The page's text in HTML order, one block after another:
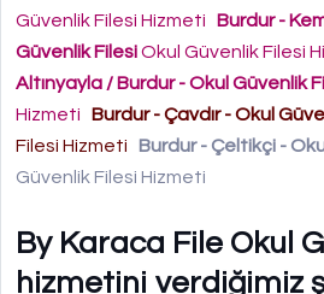
Güvenlik Filesi Hizmeti
Burdur -
Güvenlik FilesiOkul Güvenlik Filesi
Altınyayla / Burdur - Okul Güvenlik
Hizmeti
Burdur - Çavdır - Okul
Filesi Hizmeti
Burdur - Çeltikçi -
Güvenlik Filesi Hizmeti
By Karaca File Okul
hizmetini verdiğimiz